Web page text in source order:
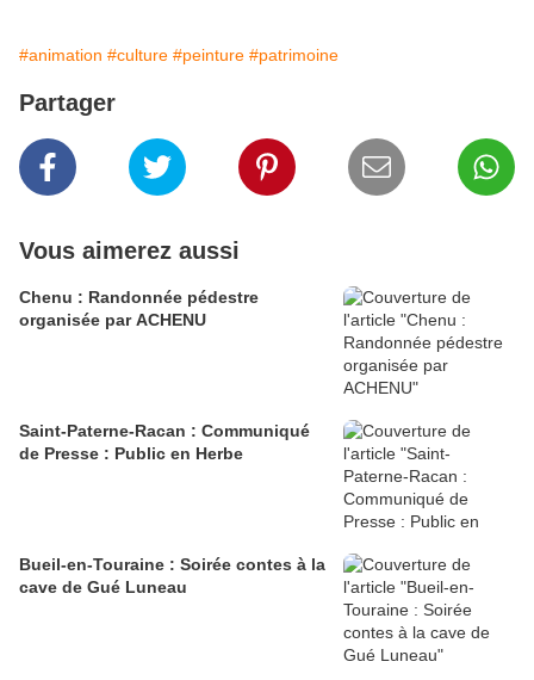
#animation #culture #peinture #patrimoine
Partager
Vous aimerez aussi
Chenu : Randonnée pédestre
organisée par ACHENU
Saint-Paterne-Racan : Communiqué
de Presse : Public en Herbe
Bueil-en-Touraine : Soirée contes à la
cave de Gué Luneau